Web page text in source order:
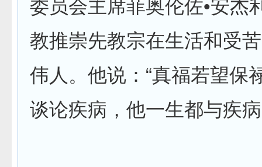
委员会主席菲奥伦佐•安杰
教推崇先教宗在生活和受
伟人。他说：“真福若望保
谈论疾病，他一生都与疾